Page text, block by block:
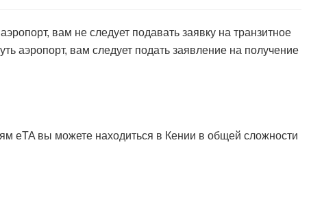
вам не следует подавать заявку на транзитное
аэропорт, вам следует подать заявление на получение
eTA вы можете находиться в Кении в общей сложности